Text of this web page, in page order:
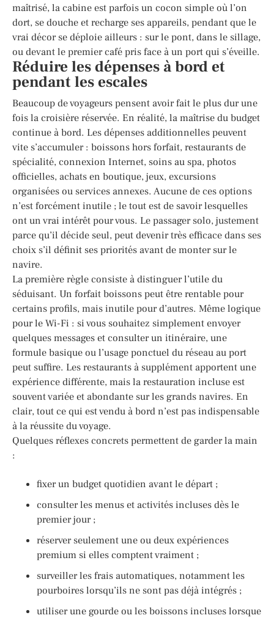
maîtrisé, la cabine est parfois un cocon simple où l’on
dort, se douche et recharge ses appareils, pendant que le
vrai décor se déploie ailleurs : sur le pont, dans le sillage,
ou devant le premier café pris face à un port qui s’éveille.
Réduire les dépenses à bord et
pendant les escales
Beaucoup de voyageurs pensent avoir fait le plus dur une
fois la croisière réservée. En réalité, la maîtrise du budget
continue à bord. Les dépenses additionnelles peuvent
vite s’accumuler : boissons hors forfait, restaurants de
spécialité, connexion Internet, soins au spa, photos
officielles, achats en boutique, jeux, excursions
organisées ou services annexes. Aucune de ces options
n’est forcément inutile ; le tout est de savoir lesquelles
ont un vrai intérêt pour vous. Le passager solo, justement
parce qu’il décide seul, peut devenir très efficace dans ses
choix s’il définit ses priorités avant de monter sur le
navire.
La première règle consiste à distinguer l’utile du
séduisant. Un forfait boissons peut être rentable pour
certains profils, mais inutile pour d’autres. Même logique
pour le Wi-Fi : si vous souhaitez simplement envoyer
quelques messages et consulter un itinéraire, une
formule basique ou l’usage ponctuel du réseau au port
peut suffire. Les restaurants à supplément apportent une
expérience différente, mais la restauration incluse est
souvent variée et abondante sur les grands navires. En
clair, tout ce qui est vendu à bord n’est pas indispensable
à la réussite du voyage.
Quelques réflexes concrets permettent de garder la main
:
fixer un budget quotidien avant le départ ;
consulter les menus et activités incluses dès le
premier jour ;
réserver seulement une ou deux expériences
premium si elles comptent vraiment ;
surveiller les frais automatiques, notamment les
pourboires lorsqu’ils ne sont pas déjà intégrés ;
utiliser une gourde ou les boissons incluses lorsque